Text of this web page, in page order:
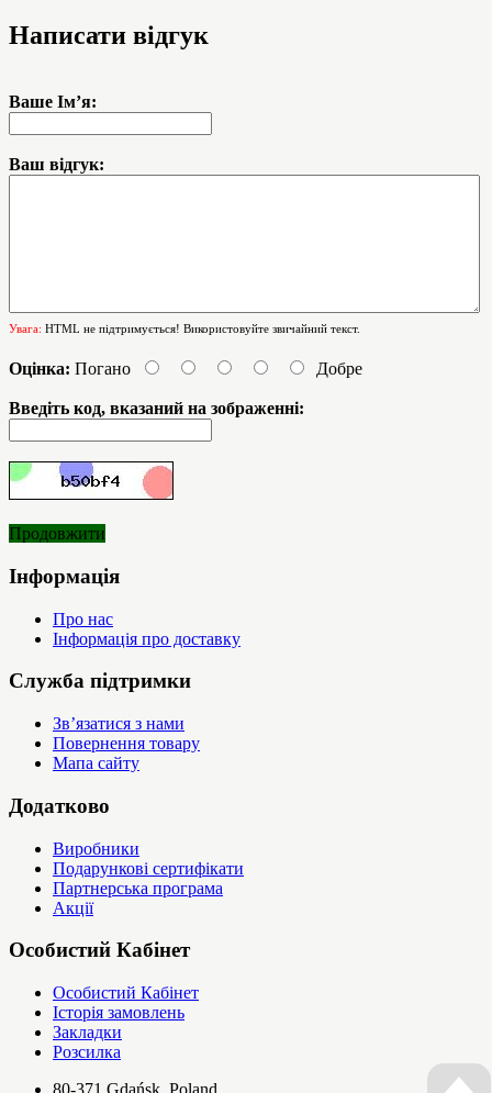
Написати відгук
Ваше Ім’я:
Ваш відгук:
Увага: HTML не підтримується! Використовуйте звичайний текст.
Оцінка: Погано Добре
Введіть код, вказаний на зображенні:
Продовжити
Інформація
Про нас
Інформація про доставку
Служба підтримки
Зв’язатися з нами
Повернення товару
Мапа сайту
Додатково
Виробники
Подарункові сертифікати
Партнерська програма
Акції
Особистий Кабінет
Особистий Кабінет
Історія замовлень
Закладки
Розсилка
80-371 Gdańsk, Poland